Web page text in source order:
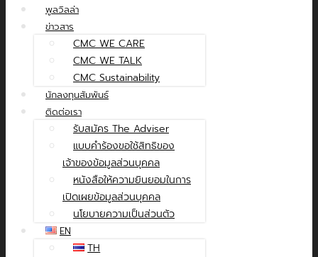
พูลวิลล่า
ข่าวสาร
CMC WE CARE
CMC WE TALK
CMC Sustainability
นักลงทุนสัมพันธ์
ติดต่อเรา
รับสมัคร The Adviser
แบบคำร้องขอใช้สิทธิของ
เจ้าของข้อมูลส่วนบุคคล
หนังสือให้ความยินยอมในการ
เปิดเผยข้อมูลส่วนบุคคล
นโยบายความเป็นส่วนตัว
EN
TH